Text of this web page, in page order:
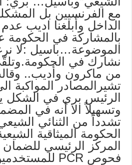
مع الفرنسيين بل
الداخل وأبلغنا اديب عدم
بالمشاركة في
الموضوعة…باسيل :لا
نشارك في الحكومة.وتلقّى
من ماكرون وأديب..
تشيرالمصادر المواكبة
الرئيس بري في الشكل
وتسهيلاً الا أنه في
تشدداً من الثنائي
الحكومة الميثاقية
المركز الرئيسي للضمان
فحوص PCR للمستخدمين